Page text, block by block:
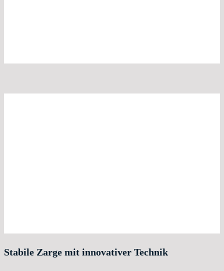
Stabile Zarge mit innovativer Technik